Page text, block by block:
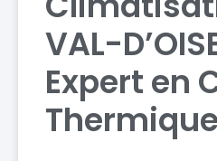
VAL-
Expert en
Thermique